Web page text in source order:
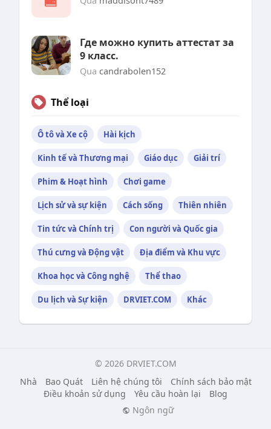
Где можно купить аттестат за
9 класс.
Qua candrabolen152
Thể loại
Ô tô và Xe cộ Hài kịch
Kinh tế và Thương mại Giáo dục Giải trí
Phim & Hoạt hình Chơi game
Lịch sử và sự kiện Cách sống Thiên nhiên
Tin tức và Chính trị Con người và Quốc gia
Thú cưng và Động vật Địa điểm và Khu vực
Khoa học và Công nghệ Thể thao
Du lịch và Sự kiện DRVIET.COM Khác
© 2026 DRVIET.COM
Nhà
Bao Quát Liên hệ chúng tôi
Chính sách bảo mật
Điều khoản sử dụng
Yêu cầu hoàn lại
Blog
Ngôn ngữ